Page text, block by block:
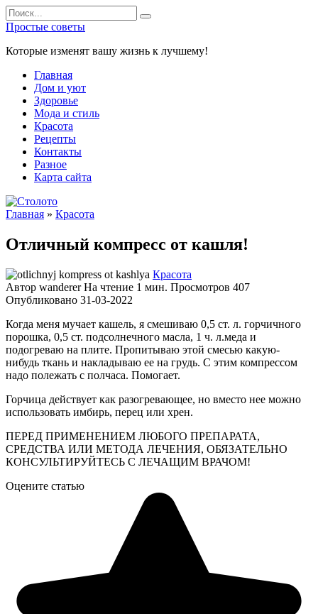
Перейти
к
содержанию
Search
for:
Простые советы
Которые изменят вашу жизнь к лучшему!
Главная
Дом и уют
Здоровье
Мода и стиль
Красота
Рецепты
Контакты
Разное
Карта сайта
Главная » Красота
Отличный компресс от кашля!
Красота
Автор wanderer На чтение 1 мин. Просмотров 407
Опубликовано 31-03-2022
Когда меня мучает кашель, я смешиваю 0,5 ст. л. горчичного
порошка, 0,5 ст. подсолнечного масла, 1 ч. л.меда и
подогреваю на плите. Пропитываю этой смесью какую-
нибудь ткань и накладываю ее на грудь. С этим компрессом
надо полежать с полчаса. Помогает.
Горчица действует как разогревающее, но вместо нее можно
использовать имбирь, перец или хрен.
ПЕРЕД ПРИМЕНЕНИЕМ ЛЮБОГО ПРЕПАРАТА,
СРЕДСТВА ИЛИ МЕТОДА ЛЕЧЕНИЯ, ОБЯЗАТЕЛЬНО
КОНСУЛЬТИРУЙТЕСЬ С ЛЕЧАЩИМ ВРАЧОМ!
Оцените статью